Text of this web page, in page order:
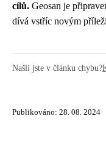
cílů. Geosan je
dívá vstříc novým
Našli jste v článku chybu?
Publikováno: 28. 08. 2024